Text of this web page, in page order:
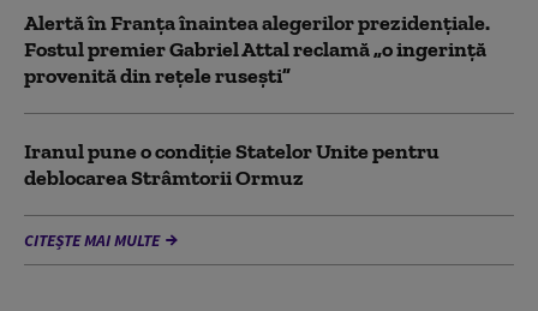
Alertă în Franța înaintea alegerilor prezidențiale.
Fostul premier Gabriel Attal reclamă „o ingerință
provenită din rețele rusești”
Iranul pune o condiție Statelor Unite pentru
deblocarea Strâmtorii Ormuz
CITEȘTE MAI MULTE